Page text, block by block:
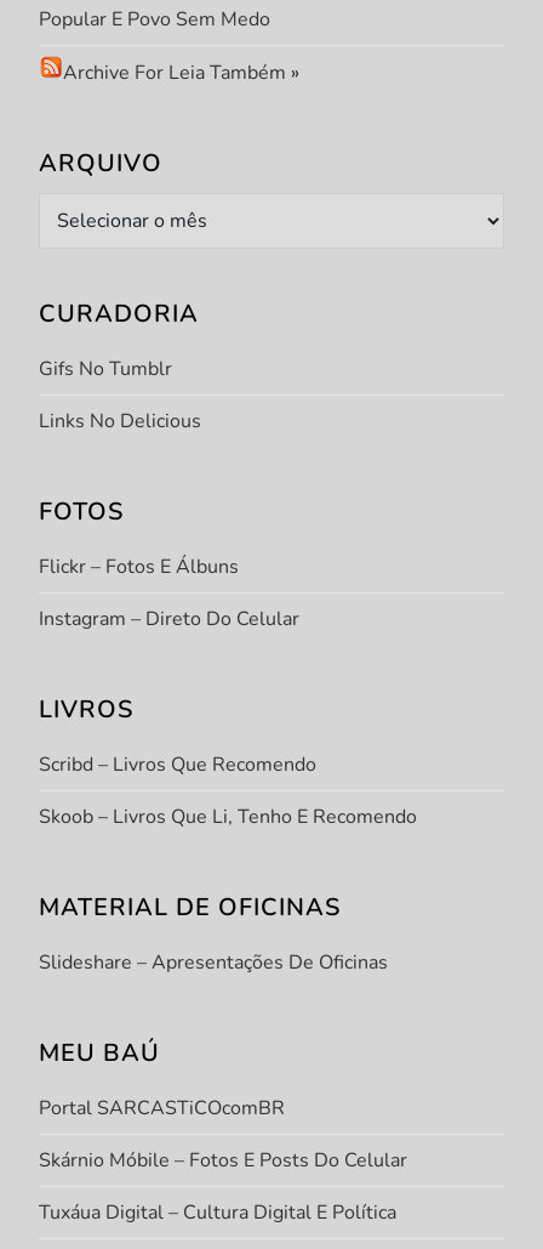
Popular E Povo Sem Medo
Archive For Leia Também »
ARQUIVO
Arquivo
CURADORIA
Gifs No Tumblr
Links No Delicious
FOTOS
Flickr – Fotos E Álbuns
Instagram – Direto Do Celular
LIVROS
Scribd – Livros Que Recomendo
Skoob – Livros Que Li, Tenho E Recomendo
MATERIAL DE OFICINAS
Slideshare – Apresentações De Oficinas
MEU BAÚ
Portal SARCASTiCOcomBR
Skárnio Móbile – Fotos E Posts Do Celular
Tuxáua Digital – Cultura Digital E Política